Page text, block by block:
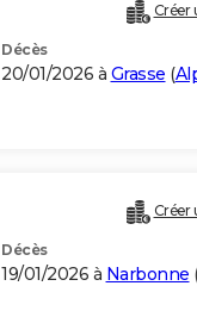
Créer
Décès
20/01/2026 à Grasse (
Créer
Décès
19/01/2026 à Narbonne